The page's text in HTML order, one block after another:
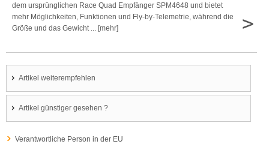
dem ursprünglichen Race Quad Empfänger SPM4648 und bietet
mehr Möglichkeiten, Funktionen und Fly-by-Telemetrie, während die
Größe und das Gewicht ... [mehr]
>
Artikel weiterempfehlen
Artikel günstiger gesehen ?
Verantwortliche Person in der EU